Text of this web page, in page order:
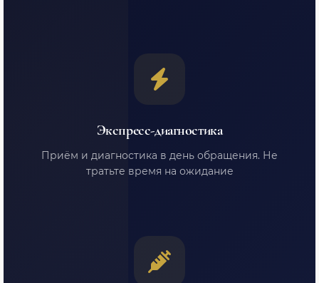
Экспресс-диагностика
Приём и диагностика в день обращения. Не
тратьте время на ожидание